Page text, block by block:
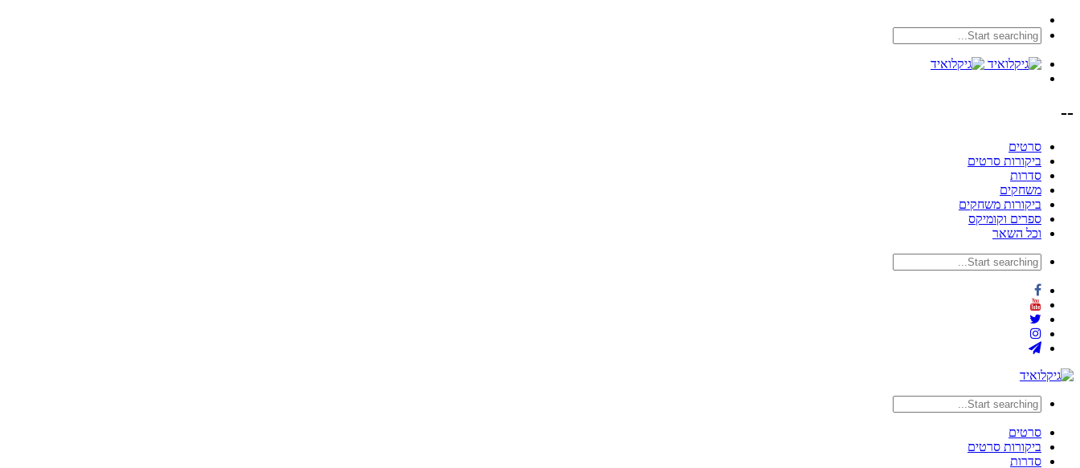
--
סרטים
ביקורות סרטים
סדרות
משחקים
ביקורות משחקים
ספרים וקומיקס
וכל השאר
סרטים
ביקורות סרטים
סדרות